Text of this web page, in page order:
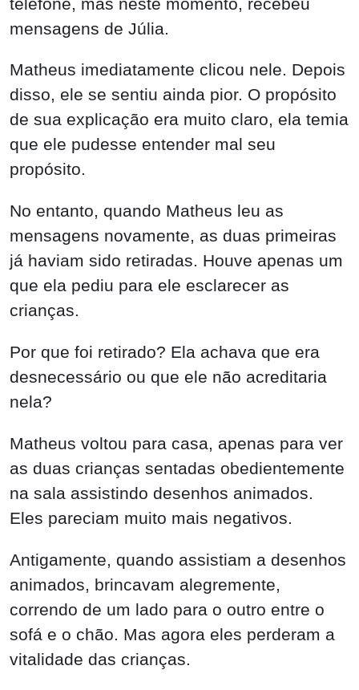
mensagens de Júlia.
Matheus imediatamente clicou nele. Depois
disso, ele se sentiu ainda pior. O propósito
de sua explicação era muito claro, ela temia
que ele pudesse entender mal seu
propósito.
No entanto, quando Matheus leu as
mensagens novamente, as duas primeiras
já haviam sido retiradas. Houve apenas um
que ela pediu para ele esclarecer as
crianças.
Por que foi retirado? Ela achava que era
desnecessário ou que ele não acreditaria
nela?
Matheus voltou para casa, apenas para ver
as duas crianças sentadas obedientemente
na sala assistindo desenhos animados.
Eles pareciam muito mais negativos.
Antigamente, quando assistiam a desenhos
animados, brincavam alegremente,
correndo de um lado para o outro entre o
sofá e o chão. Mas agora eles perderam a
vitalidade das crianças.